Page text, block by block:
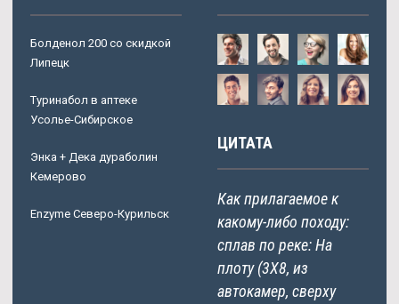
Болденол 200 со скидкой
Липецк
Туринабол в аптеке
Усолье-Сибирское
Энка + Дека дураболин
Кемерово
Enzyme Северо-Курильск
ЦИТАТА
Как прилагаемое к
какому-либо походу:
сплав по реке: На
плоту (3Х8, из
автокамер, сверху